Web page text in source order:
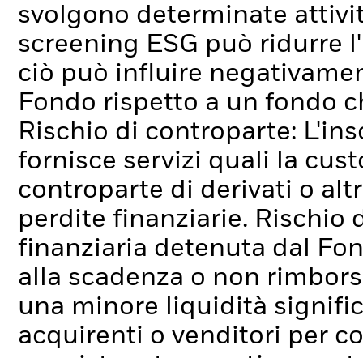
svolgono determinate
screening ESG può ridurre
ciò può influire
Fondo rispetto a un fondo
Rischio di controparte:
fornisce servizi quali la
controparte di derivati o
perdite finanziarie. Rischio
finanziaria detenuta dal
alla scadenza o non
una minore liquidità
acquirenti o venditori per